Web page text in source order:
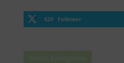
624 Follower